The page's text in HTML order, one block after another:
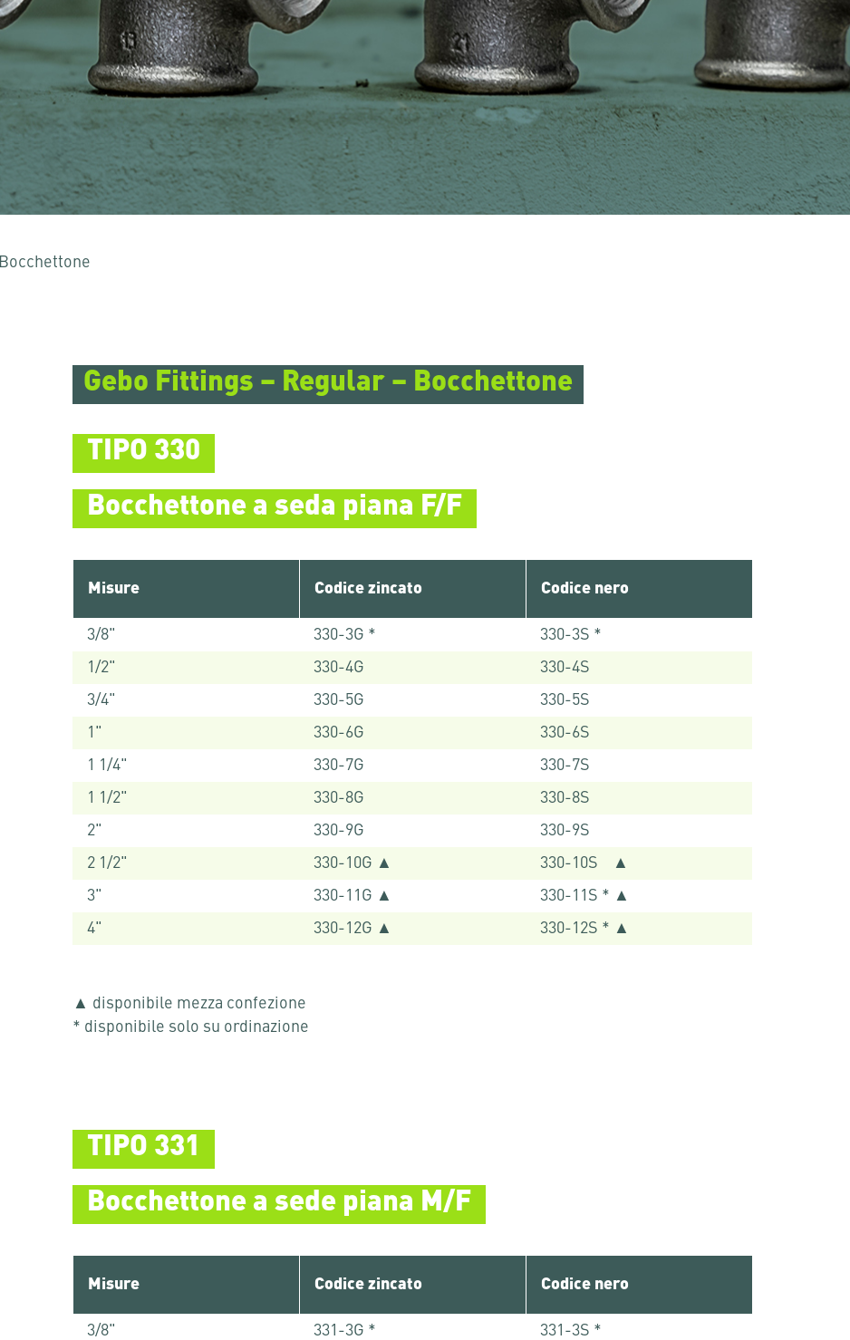
Bocchettone
Gebo Fittings – Regular – Bocchettone
TIPO 330
Bocchettone a seda piana F/F
Misure Codice zincato Codice nero
3/8" 330-3G *
330-3S *
1/2"
330-4G
330-4S
3/4"
330-5G
330-5S
1"
330-6G
330-6S
1 1/4"
330-7G
330-7S
1 1/2"
330-8G
330-8S
2"
330-9G
330-9S
2 1/2"
330-10G ▲
330-10S ▲
3"
330-11G ▲
330-11S * ▲
4"
330-12G ▲ 330-12S * ▲
▲ disponibile mezza confezione
* disponibile solo su ordinazione
TIPO 331
Bocchettone a sede piana M/F
Misure Codice zincato Codice nero
3/8" 331-3G *
331-3S *